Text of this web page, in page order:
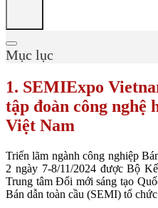
Mục lục
1. SEMIExpo
tập đoàn công nghệ
Việt Nam
Triển lãm ngành công nghiệp
2 ngày 7-8/11/2024 được Bộ
Trung tâm Đổi mới sáng tạo
Bán dẫn toàn cầu (SEMI) tổ